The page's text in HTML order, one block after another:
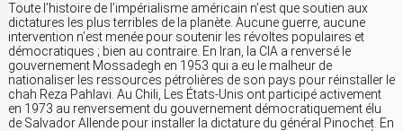
Toute l’histoire de l’impérialisme américain n’est que soutien aux
dictatures les plus terribles de la planète. Aucune guerre, aucune
intervention n’est menée pour soutenir les révoltes populaires et
démocratiques ; bien au contraire. En Iran, la CIA a renversé le
gouvernement Mossadegh en 1953 qui a eu le malheur de
nationaliser les ressources pétrolières de son pays pour réinstaller le
chah Reza Pahlavi. Au Chili, Les États-Unis ont participé activement
en 1973 au renversement du gouvernement démocratiquement élu
de Salvador Allende pour installer la dictature du général Pinochet. En